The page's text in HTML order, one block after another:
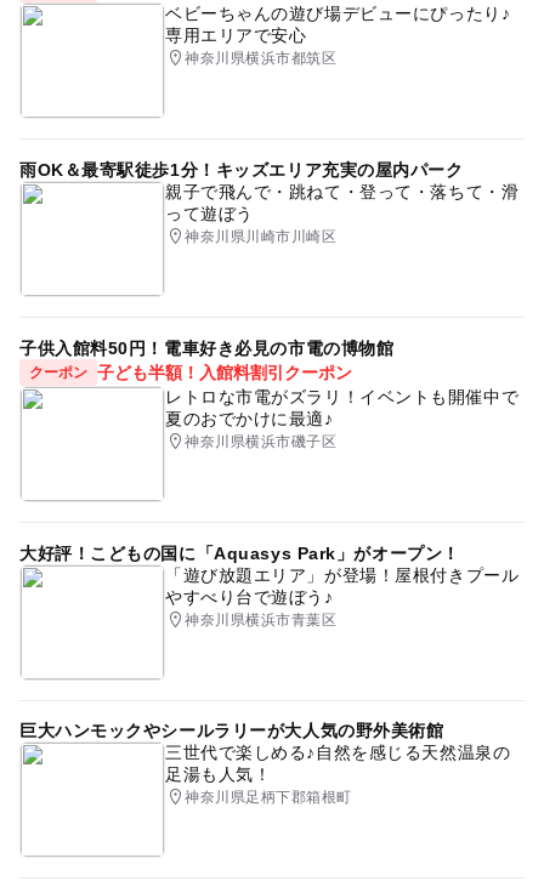
ベビーちゃんの遊び場デビューにぴったり♪
専用エリアで安心
神奈川県横浜市都筑区
雨OK＆最寄駅徒歩1分！キッズエリア充実の屋内パーク
親子で飛んで・跳ねて・登って・落ちて・滑
って遊ぼう
神奈川県川崎市川崎区
子供入館料50円！電車好き必見の市電の博物館
クーポン 子ども半額！入館料割引クーポン
レトロな市電がズラリ！イベントも開催中で
夏のおでかけに最適♪
神奈川県横浜市磯子区
大好評！こどもの国に「Aquasys Park」がオープン！
「遊び放題エリア」が登場！屋根付きプール
やすべり台で遊ぼう♪
神奈川県横浜市青葉区
巨大ハンモックやシールラリーが大人気の野外美術館
三世代で楽しめる♪自然を感じる天然温泉の
足湯も人気！
神奈川県足柄下郡箱根町